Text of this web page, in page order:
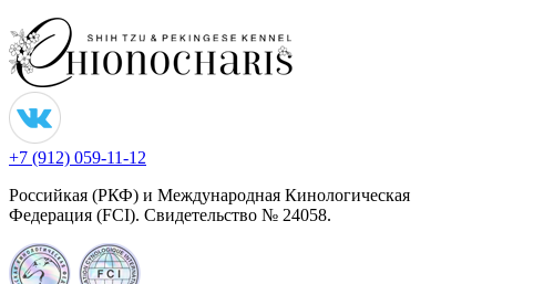
+7 (912) 059-11-12
Российкая (РКФ) и Международная Кинологическая
Федерация (FCI). Свидетельство № 24058.